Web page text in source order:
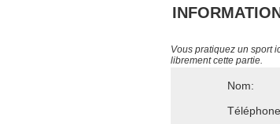
Vous pratiquez un sport
librement cette partie.
Nom: